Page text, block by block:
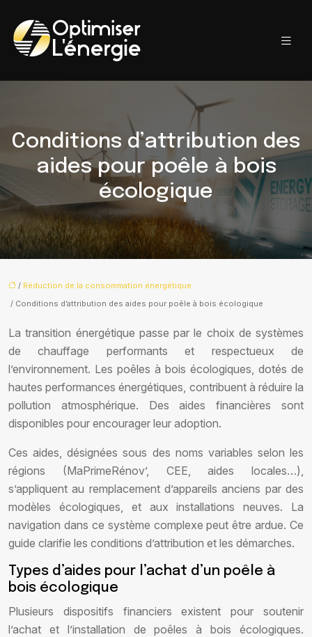
Conditions d’attribution des
aides pour poêle à bois
écologique
/ Réduction de la consommation énergétique
/ Conditions d’attribution des aides pour poêle à bois écologique
La transition énergétique passe par le choix de systèmes
de chauffage performants et respectueux de
l’environnement. Les poêles à bois écologiques, dotés de
hautes performances énergétiques, contribuent à réduire la
pollution atmosphérique. Des aides financières sont
disponibles pour encourager leur adoption.
Ces aides, désignées sous des noms variables selon les
régions (MaPrimeRénov’, CEE, aides locales…),
s’appliquent au remplacement d’appareils anciens par des
modèles écologiques, et aux installations neuves. La
navigation dans ce système complexe peut être ardue. Ce
guide clarifie les conditions d’attribution et les démarches.
Types d’aides pour l’achat d’un poêle à
bois écologique
Plusieurs dispositifs financiers existent pour soutenir
l’achat et l’installation de poêles à bois écologiques.